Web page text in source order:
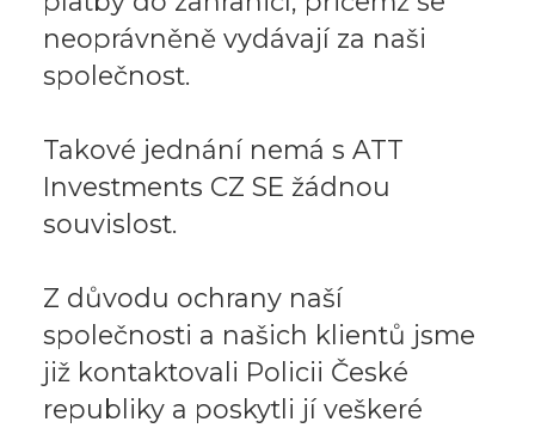
neoprávněně vydávají za naši
společnost.
Takové jednání nemá s ATT
Investments CZ SE žádnou
souvislost.
Z důvodu ochrany naší
společnosti a našich klientů jsme
již kontaktovali Policii České
republiky a poskytli jí veškeré